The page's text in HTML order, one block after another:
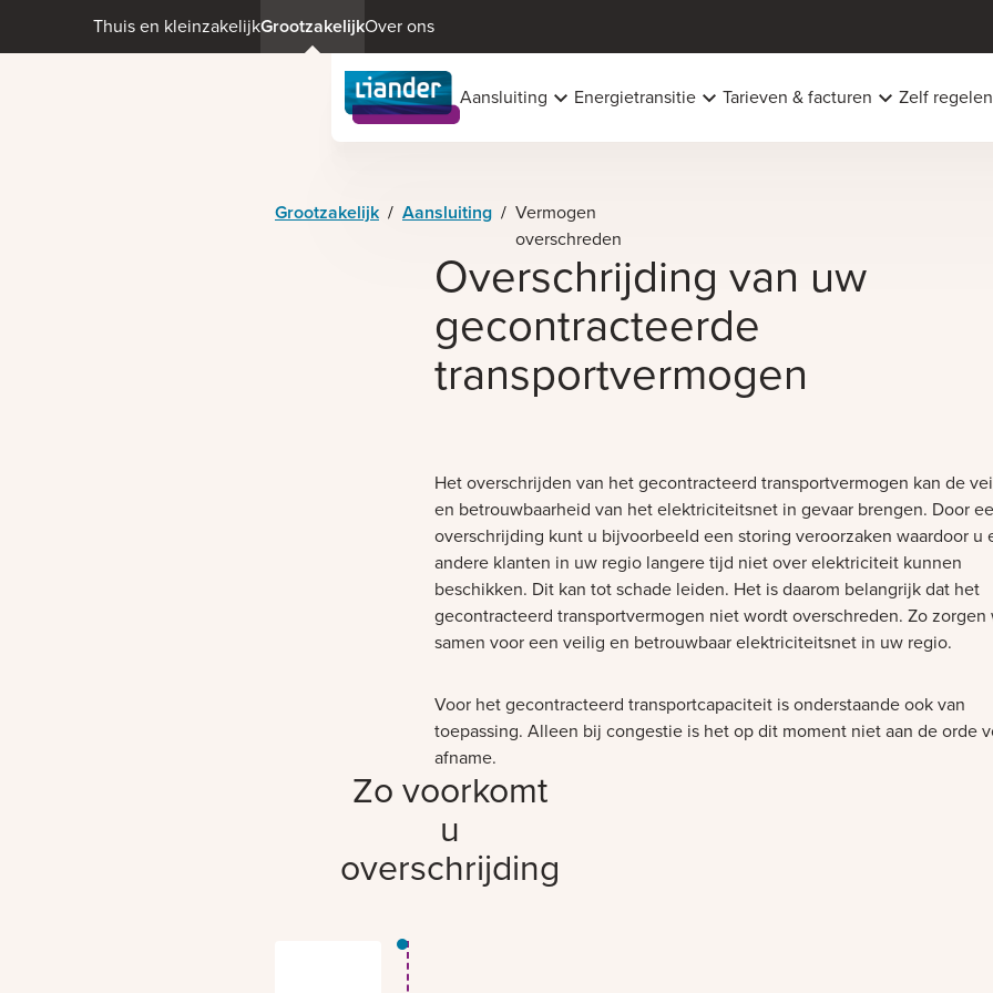
Thuis en kleinzakelijkGrootzakelijkOver ons
Aansluiting Energietransitie Tarieven & facturen Zelf
Grootzakelijk / Aansluiting / Vermogen
overschreden
Overschrijding van uw
gecontracteerde
transportvermogen
Het overschrijden van het gecontracteerd transportvermogen kan de
en betrouwbaarheid van het elektriciteitsnet in gevaar brengen. Door
overschrijding kunt u bijvoorbeeld een storing veroorzaken waardoor u
andere klanten in uw regio langere tijd niet over elektriciteit kunnen
beschikken. Dit kan tot schade leiden. Het is daarom belangrijk dat het
gecontracteerd transportvermogen niet wordt overschreden. Zo zorgen
samen voor een veilig en betrouwbaar elektriciteitsnet in uw regio.
Voor het gecontracteerd transportcapaciteit is onderstaande ook van
toepassing. Alleen bij congestie is het op dit moment niet aan de orde
afname.
Zo voorkomt
u
overschrijding